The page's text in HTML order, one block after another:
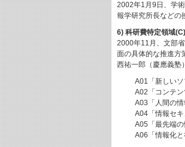
2002年1月9日、学
報学研究所長などの
6) 科研費特定領域(C)
2000年11月、文部
面の具体的な推進方
西祐一郎（慶應義塾
A01「新しいソ
A02「コンテン
A03「人間の情
A04「情報セキ
A05「最先端の
A06「情報化と